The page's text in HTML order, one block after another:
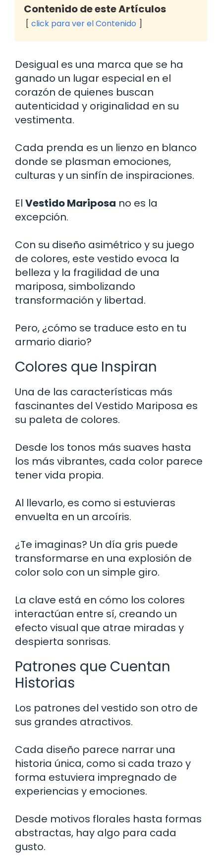
Contenido de este Artículos
click para ver el Contenido
Desigual es una marca que se ha
ganado un lugar especial en el
corazón de quienes buscan
autenticidad y originalidad en su
vestimenta.
Cada prenda es un lienzo en blanco
donde se plasman emociones,
culturas y un sinfín de inspiraciones.
El Vestido Mariposa no es la
excepción.
Con su diseño asimétrico y su juego
de colores, este vestido evoca la
belleza y la fragilidad de una
mariposa, simbolizando
transformación y libertad.
Pero, ¿cómo se traduce esto en tu
armario diario?
Colores que Inspiran
Una de las características más
fascinantes del Vestido Mariposa es
su paleta de colores.
Desde los tonos más suaves hasta
los más vibrantes, cada color parece
tener vida propia.
Al llevarlo, es como si estuvieras
envuelta en un arcoíris.
¿Te imaginas? Un día gris puede
transformarse en una explosión de
color solo con un simple giro.
La clave está en cómo los colores
interactúan entre sí, creando un
efecto visual que atrae miradas y
despierta sonrisas.
Patrones que Cuentan
Historias
Los patrones del vestido son otro de
sus grandes atractivos.
Cada diseño parece narrar una
historia única, como si cada trazo y
forma estuviera impregnado de
experiencias y emociones.
Desde motivos florales hasta formas
abstractas, hay algo para cada
gusto.